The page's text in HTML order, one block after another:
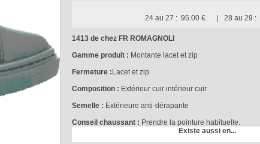
24 au 27 : 95.00 € 28 au 29 :
1413 de chez FR ROMAGNOLI
Gamme produit : Montante lacet et zip
Fermeture : Lacet et zip
Composition : Extérieur cuir intérieur cuir
Semelle : Extérieure anti-dérapante
Conseil chaussant : Prendre la pointure habituelle.
Existe aussi en...